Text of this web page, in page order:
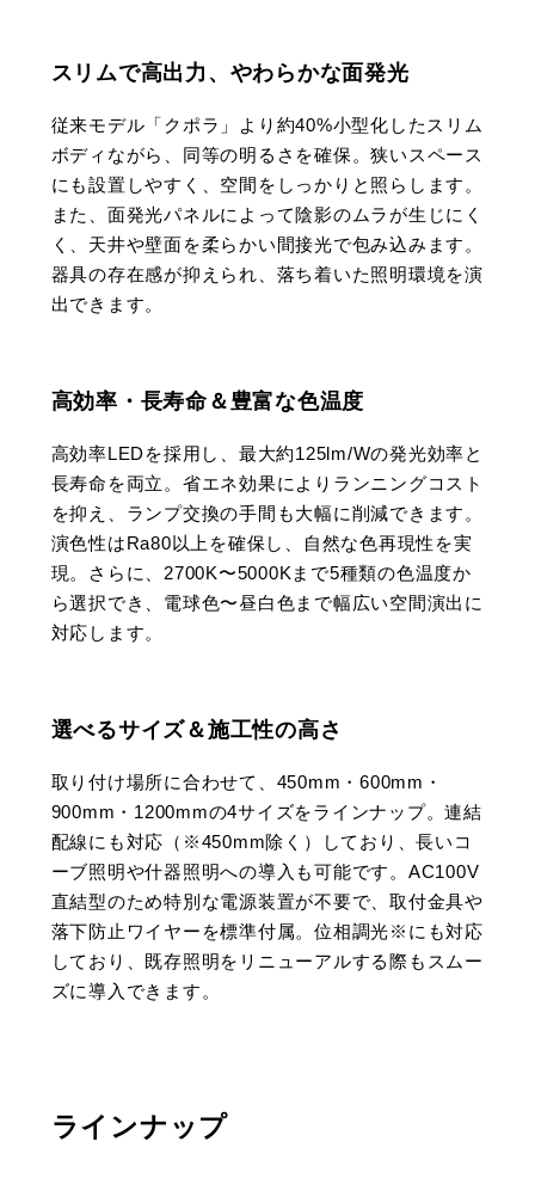
スリムで高出力、やわらかな面発光
従来モデル「クポラ」より約40%小型化したスリム
ボディながら、同等の明るさを確保。狭いスペース
にも設置しやすく、空間をしっかりと照らします。
また、面発光パネルによって陰影のムラが生じにく
く、天井や壁面を柔らかい間接光で包み込みます。
器具の存在感が抑えられ、落ち着いた照明環境を演
出できます。
高効率・長寿命＆豊富な色温度
高効率LEDを採用し、最大約125lm/Wの発光効率と
長寿命を両立。省エネ効果によりランニングコスト
を抑え、ランプ交換の手間も大幅に削減できます。
演色性はRa80以上を確保し、自然な色再現性を実
現。さらに、2700K〜5000Kまで5種類の色温度か
ら選択でき、電球色〜昼白色まで幅広い空間演出に
対応します。
選べるサイズ＆施工性の高さ
取り付け場所に合わせて、450mm・600mm・
900mm・1200mmの4サイズをラインナップ。連結
配線にも対応（※450mm除く）しており、長いコ
ーブ照明や什器照明への導入も可能です。AC100V
直結型のため特別な電源装置が不要で、取付金具や
落下防止ワイヤーを標準付属。位相調光※にも対応
しており、既存照明をリニューアルする際もスムー
ズに導入できます。
ラインナップ